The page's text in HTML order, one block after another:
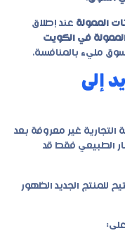
الممولة عند إطلاق
في الكويت
مليء بالمنافسة.
إلى
التجارية غير معروفة بعد
الطبيعي فقط قد
للمنتج الجديد الظهور